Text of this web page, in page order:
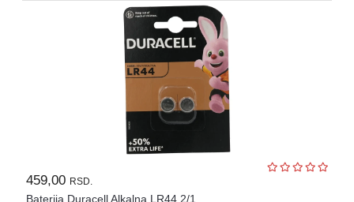
459,00 RSD.
Baterija Duracell Alkalna LR44 2/1